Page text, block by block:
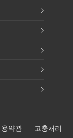
약관
고충처리